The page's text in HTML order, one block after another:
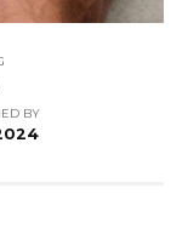
BY